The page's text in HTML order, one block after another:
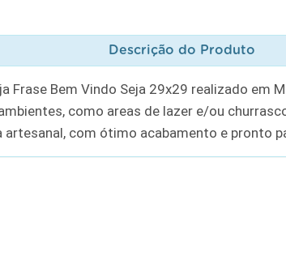
Descrição do Produto
Frase Bem Vindo Seja 29x29 realizado em
como areas de lazer e/ou
com ótimo acabamento e pronto